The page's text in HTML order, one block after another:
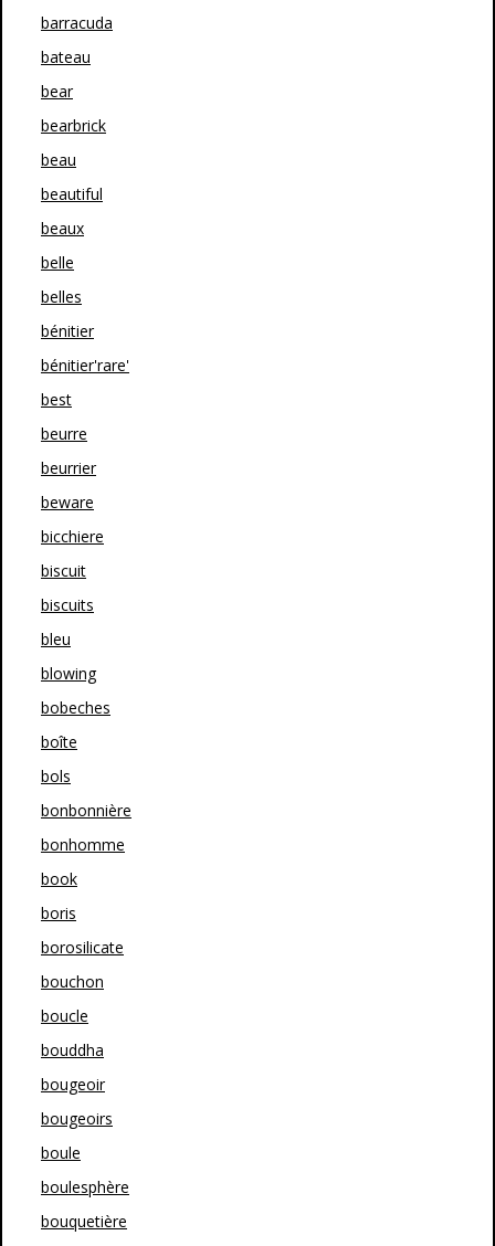
barracuda
bateau
bear
bearbrick
beau
beautiful
beaux
belle
belles
bénitier
bénitier'rare'
best
beurre
beurrier
beware
bicchiere
biscuit
biscuits
bleu
blowing
bobeches
boîte
bols
bonbonnière
bonhomme
book
boris
borosilicate
bouchon
boucle
bouddha
bougeoir
bougeoirs
boule
boulesphère
bouquetière